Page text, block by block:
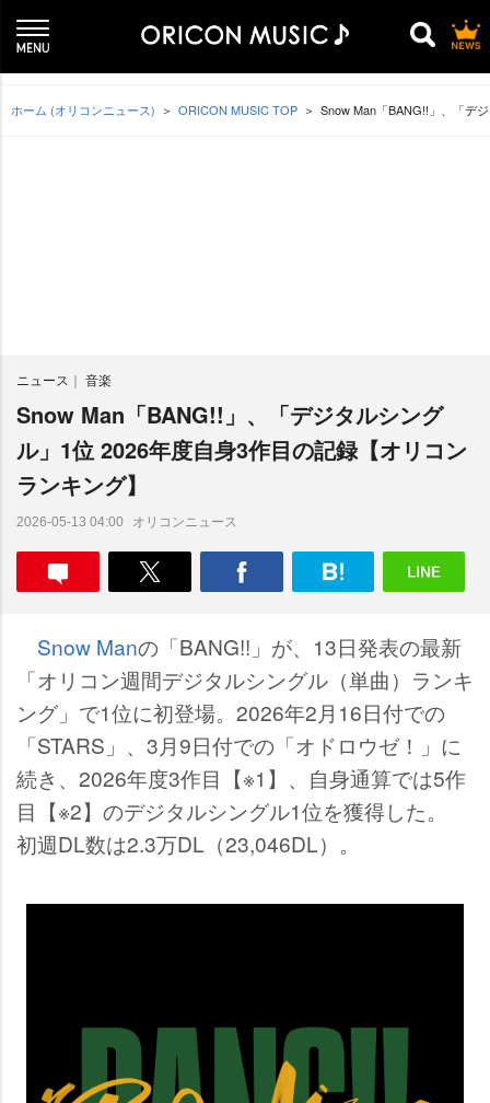
ホーム (オリコンニュース) ORICON MUSIC TOP Snow Man「BANG!!」、「デ
ニュース 音楽
Snow Man「BANG!!」、「デジタルシング
ル」1位 2026年度自身3作目の記録【オリコン
ランキング】
2026-05-13 04:00 オリコンニュース
Snow Manの「BANG!!」が、13日発表の最新
「オリコン週間デジタルシングル（単曲）ランキ
ング」で1位に初登場。2026年2月16日付での
「STARS」、3月9日付での「オドロウゼ！」に
続き、2026年度3作目【※1】、自身通算では5作
目【※2】のデジタルシングル1位を獲得した。
初週DL数は2.3万DL（23,046DL）。